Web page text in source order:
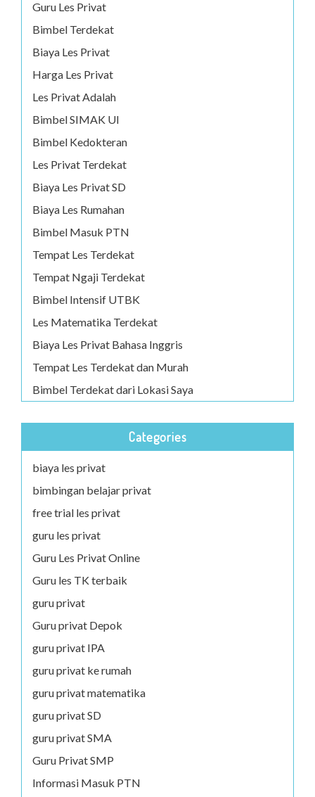
Guru Les Privat
Bimbel Terdekat
Biaya Les Privat
Harga Les Privat
Les Privat Adalah
Bimbel SIMAK UI
Bimbel Kedokteran
Les Privat Terdekat
Biaya Les Privat SD
Biaya Les Rumahan
Bimbel Masuk PTN
Tempat Les Terdekat
Tempat Ngaji Terdekat
Bimbel Intensif UTBK
Les Matematika Terdekat
Biaya Les Privat Bahasa Inggris
Tempat Les Terdekat dan Murah
Bimbel Terdekat dari Lokasi Saya
Categories
biaya les privat
bimbingan belajar privat
free trial les privat
guru les privat
Guru Les Privat Online
Guru les TK terbaik
guru privat
Guru privat Depok
guru privat IPA
guru privat ke rumah
guru privat matematika
guru privat SD
guru privat SMA
Guru Privat SMP
Informasi Masuk PTN